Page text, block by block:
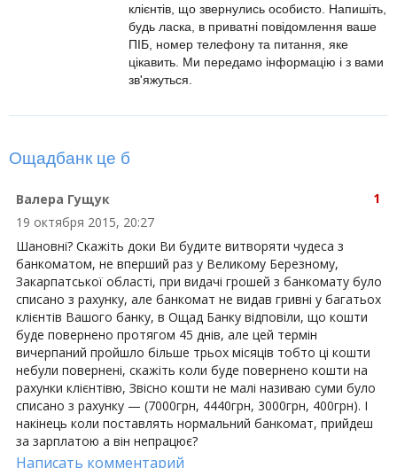
клієнтів, що звернулись особисто. Напишіть,
будь ласка, в приватні повідомлення ваше
ПІБ, номер телефону та питання, яке
цікавить. Ми передамо інформацію і з вами
зв'яжуться.
Ощадбанк це б
1
Валера Гущук
19 октября 2015, 20:27
Шановні? Скажіть доки Ви будите витворяти чудеса з
банкоматом, не вперший раз у Великому Березному,
Закарпатської області, при видачі грошей з банкомату було
списано з рахунку, але банкомат не видав гривні у багатьох
клієнтів Вашого банку, в Ощад Банку відповіли, що кошти
буде повернено протягом 45 днів, але цей термін
вичерпаний пройшло більше трьох місяців тобто ці кошти
небули повернені, скажіть коли буде повернено кошти на
рахунки клієнтівю, Звісно кошти не малі називаю суми було
списано з рахунку — (7000грн, 4440грн, 3000грн, 400грн). І
накінець коли поставлять нормальний банкомат, прийдеш
за зарплатою а він непрацює?
Написать комментарий